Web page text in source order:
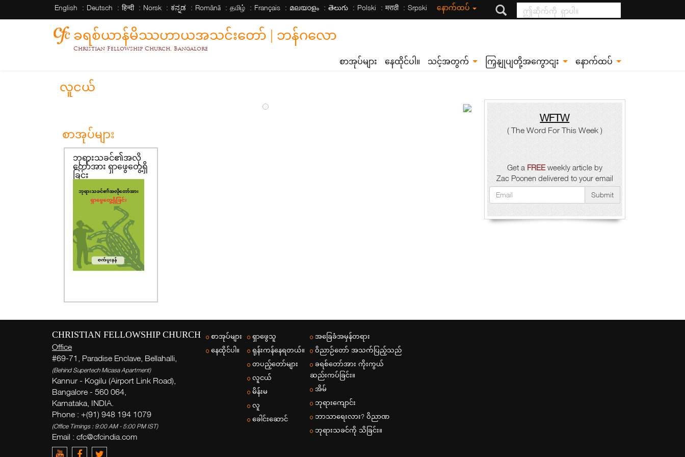
English Deutsch हिन्दी Norsk ಕನ್ನಡ Română தமிழ் Français മലയാളം తెలుగు Polski मराठी Srpski နောက်ထပ် ဤဆိုက်ကို ရှာပါ။
ခရစ်ယာန်မိဿဟာယအသင်းတော် | ဘန်ဂလော
Christian Fellowship Church, Bangalore
စာအုပ်များ နေထိုင်ပါ။ သင့်အတွက် ကြှနျုပျတို့အကွောငျး နောက်ထပ်
လူငယ်
ဘုရားသခင်၏အလို
တွေ့ရှိခြင်း
Poonen
စာအုပ်များ
ဘုရားသခင်၏အလို
တော်အား ရှာဖွေတွေ့ရှိ
ခြင်း
WFTW
( The Word For This Week )
Get a FREEweekly article by
Zac Poonen delivered to your email
Submit
CHRISTIAN FELLOWSHIP CHURCH
Office
#69-71, Paradise Enclave, Bellahalli,
(Behind Supertech Micasa Apartment)
Kannur - Kogilu (Airport Link Road),
Bangalore - 560 064,
Karnataka, INDIA.
Phone : +(91) 948 194 1079
(Office Timings : 9:00 AM - 5:00 PM IST)
Email : cfc@cfcindia.com
စာအုပ်များ
နေထိုင်ပါ။
ရှာဖွေသူ
ရုန်းကန်နေရတယ်။
တပည့်တော်များ
လူငယ်
မိန်းမ
လူ
ခေါင်းဆောင်
အခြေခံအမှန်တရား
ဝိညာဉ်​​တော်​ အသက်​ပြည့်​သည်​
ခရစ်တော်အား ကိုးကွယ်
ဆည်းကပ်ခြင်း။
အိမ်
ဘုရားကျောင်း
ဘာသာရေးလား? ဝိညာဏ
ဘုရားသခင်ကို သိခြင်း။